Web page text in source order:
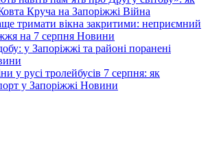
Круча на Запоріжжі Війна
тримати вікна закритими: неприємний
на 7 серпня Новини
у Запоріжжі та районі поранені
у русі тролейбусів 7 серпня: як
у Запоріжжі Новини